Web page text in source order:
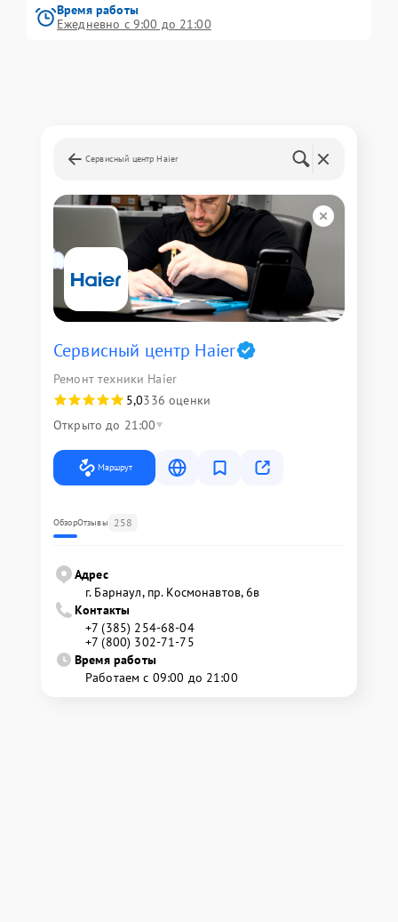
Время работы
Ежедневно с 9:00 до 21:00
Сервисный центр Haier
Сервисный центр Haier
Ремонт техники Haier
5,0336 оценки
Открыто до 21:00
Маршрут
ОбзорОтзывы 258
Адрес
г. Барнаул, ​пр. Космонавтов, 6в
Контакты
+7 (385) 254-68-04
+7 (800) 302-71-75
Время работы
Работаем с 09:00 до 21:00